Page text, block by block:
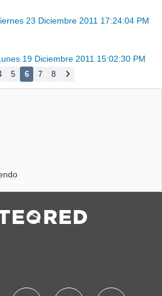
23 Diciembre 2011 17:24:04 PM
19 Diciembre 2011 15:02:30 PM
5 6 7 8